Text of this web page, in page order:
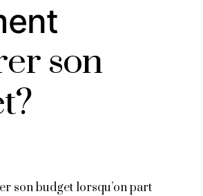
son
son budget lorsqu’on part